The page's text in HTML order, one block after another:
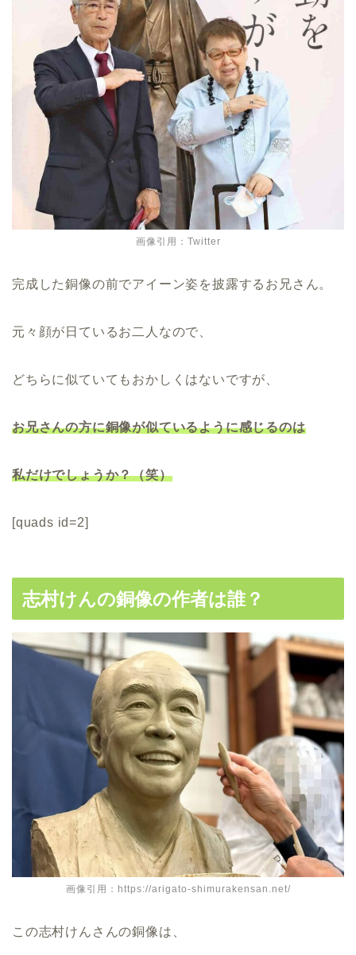
画像引用：Twitter
完成した銅像の前でアイーン姿を披露するお兄さん。
元々顔が日ているお二人なので、
どちらに似ていてもおかしくはないですが、
お兄さんの方に銅像が似ているように感じるのは
私だけでしょうか？（笑）
[quads id=2]
志村けんの銅像の作者は誰？
画像引用：https://arigato-shimurakensan.net/
この志村けんさんの銅像は、